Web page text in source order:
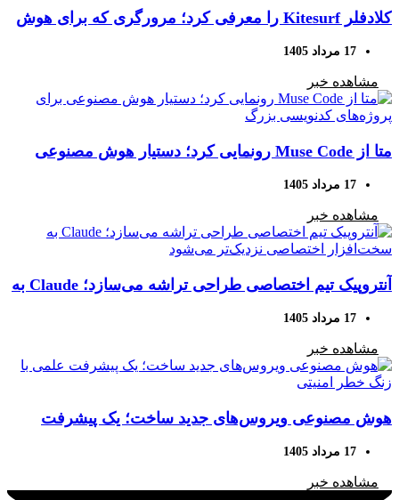
کلادفلر Kitesurf را معرفی کرد؛ مرورگری که برای هوش
مصنوعی ساخته شده است
17 مرداد 1405
مشاهده خبر
متا از Muse Code رونمایی کرد؛ دستیار هوش مصنوعی
برای پروژه‌های کدنویسی بزرگ
17 مرداد 1405
مشاهده خبر
آنتروپیک تیم اختصاصی طراحی تراشه می‌سازد؛ Claude به
سخت‌افزار اختصاصی نزدیک‌تر می‌شود
17 مرداد 1405
مشاهده خبر
هوش مصنوعی ویروس‌های جدید ساخت؛ یک پیشرفت
علمی با زنگ خطر امنیتی
17 مرداد 1405
مشاهده خبر